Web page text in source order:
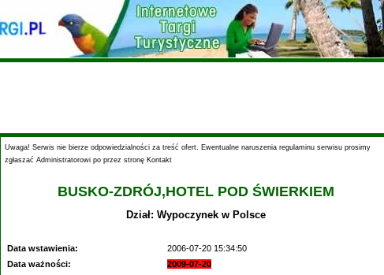
Uwaga! Serwis nie bierze odpowiedzialności za treść ofert. Ewentualne naruszenia regulaminu serwisu prosimy
zgłaszać Administratorowi po przez stronę Kontakt
BUSKO-ZDRÓJ,HOTEL POD ŚWIERKIEM
Dział: Wypoczynek w Polsce
Data wstawienia:
2006-07-20 15:34:50
Data ważności:
2009-07-20